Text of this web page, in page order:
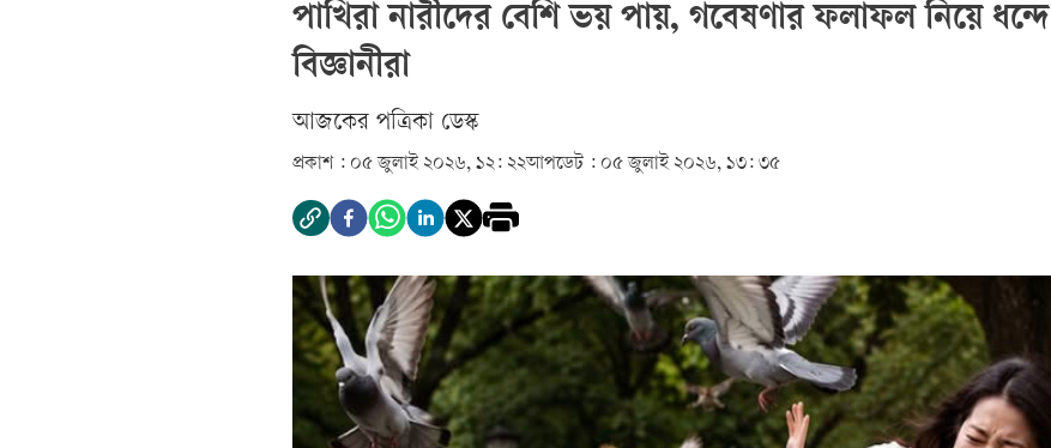
পাখিরা নারীদের বেশি ভয় পায়, গবেষণার ফলাফল নিয়ে ধন্দে
বিজ্ঞানীরা
আজকের পত্রিকা ডেস্ক­
প্রকাশ : ০৫ জুলাই ২০২৬, ১২: ২২আপডেট : ০৫ জুলাই ২০২৬, ১৩: ৩৫